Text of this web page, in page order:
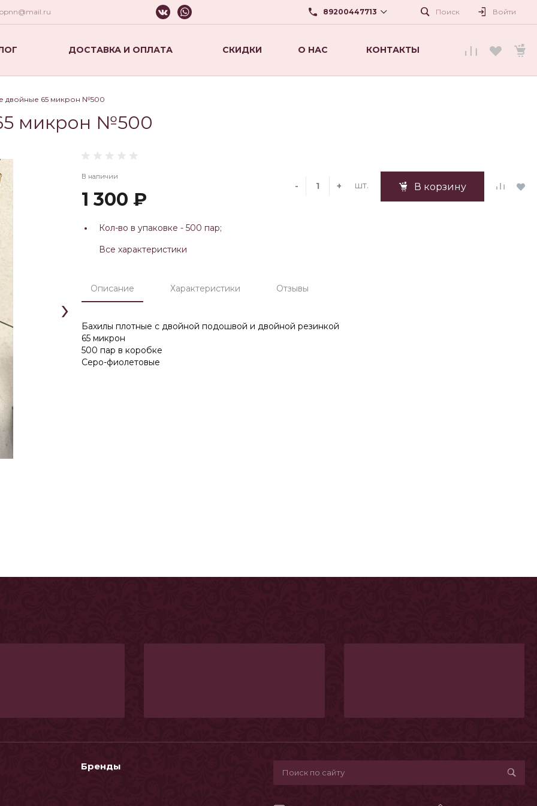
89200447713
Карла Маркса,56
Поиск Войти
ДОСТАВКА И ОПЛАТА СКИДКИ О НАС КОНТАКТЫ
двойные 65 микрон №500
микрон №500
›
В наличии
1 300 ₽
- + шт. В корзину
Кол-во в упаковке -500 пар;
Все характеристики
Описание Характеристики Отзывы
Бахилы плотные с двойной подошвой и двойной резинкой
65 микрон
500 пар в коробке
Серо-фиолетовые
Бренды